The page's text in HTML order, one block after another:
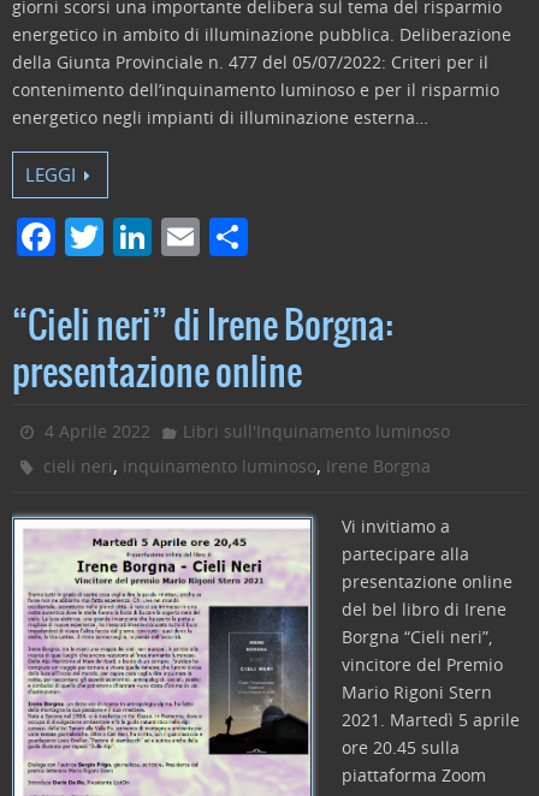
giorni scorsi una importante delibera sul tema del risparmio
energetico in ambito di illuminazione pubblica. Deliberazione
della Giunta Provinciale n. 477 del 05/07/2022: Criteri per il
contenimento dell’inquinamento luminoso e per il risparmio
energetico negli impianti di illuminazione esterna…
LEGGI
F
c
e
b
o
o
k
T
itt
er
Li
k
e
dI
n
E
ai
l
n
di
vi
di
“Cieli neri” di Irene Borgna:
presentazione online
4 Aprile 2022
Libri sull'Inquinamento luminoso
cieli neri, inquinamento luminoso, Irene Borgna
Vi invitiamo a
partecipare alla
presentazione online
del bel libro di Irene
Borgna “Cieli neri”,
vincitore del Premio
Mario Rigoni Stern
2021. Martedì 5 aprile
ore 20.45 sulla
piattaforma Zoom